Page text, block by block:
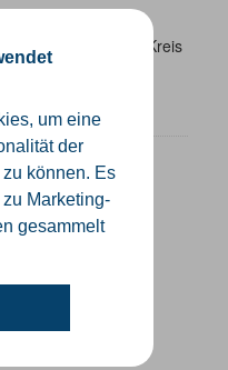
um eine
der
können. Es
Marketing-
gesammelt
im Kreis
folgender
(Meßtischblatt) -
- DGK5 (GK3) -